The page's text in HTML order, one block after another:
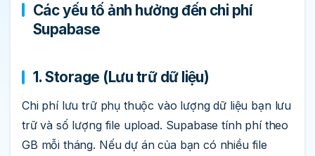
Các yếu tố ảnh hưởng đến chi phí
Supabase
1. Storage (Lưu trữ dữ liệu)
Chi phí lưu trữ phụ thuộc vào lượng dữ liệu bạn lưu
trữ và số lượng file upload. Supabase tính phí theo
GB mỗi tháng. Nếu dự án của bạn có nhiều file